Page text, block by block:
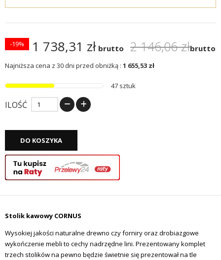
1 738,31 zł brutto 2 146,06 złbrutto
-19%
Najniższa cena z 30 dni przed obniżką : 1 655,53 zł
47 sztuk
ILOŚĆ
DO KOSZYKA
Stolik kawowy CORNUS
Wysokiej jakości naturalne drewno czy forniry oraz drobiazgowe
wykończenie mebli to cechy nadrzędne lini. Prezentowany komplet
trzech stolików na pewno będzie świetnie się prezentował na tle